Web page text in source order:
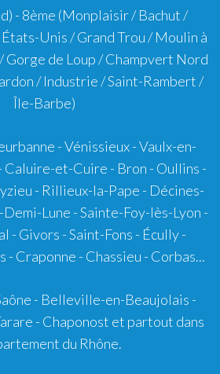
- 8ème (Monplaisir / Bachut /
Unis / Grand Trou / Moulin à
Gorge de Loup / Champvert Nord
/ Industrie / Saint-Rambert /
Île-Barbe)
-Vénissieux-Vaulx-en-
Caluire-et-Cuire - Bron - Oullins -
- Rillieux-la-Pape - Décines-
Demi-Lune -Sainte-Foy-lès-Lyon -
- Givors -Saint-Fons - Écully-
- Craponne - Chassieu - Corbas...
- Belleville-en-Beaujolais -
- Chaponost et partout dans
du Rhône.